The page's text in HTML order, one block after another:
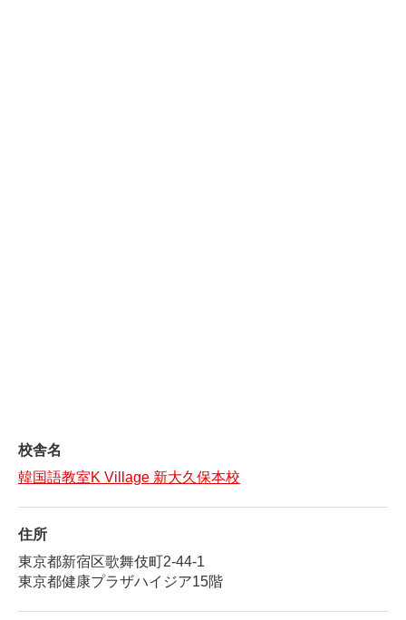
校舎名
韓国語教室K Village 新大久保本校
住所
東京都新宿区歌舞伎町2-44-1
東京都健康プラザハイジア15階